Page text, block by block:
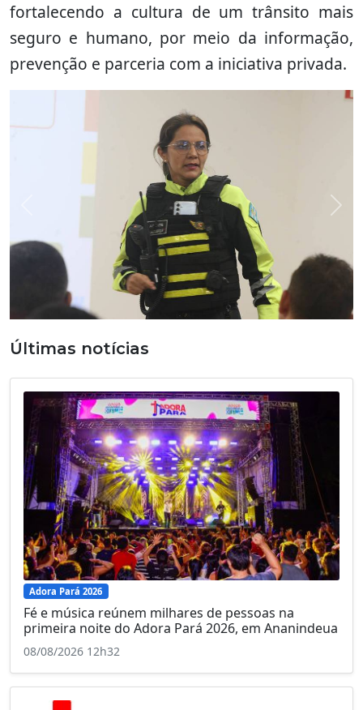
fortalecendo a cultura de um trânsito mais
seguro e humano, por meio da informação,
prevenção e parceria com a iniciativa privada.
Últimas notícias
Adora Pará 2026
Fé e música reúnem milhares de pessoas na
primeira noite do Adora Pará 2026, em Ananindeua
08/08/2026 12h32